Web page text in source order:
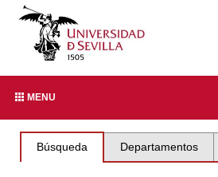
MENU
Búsqueda Departamentos